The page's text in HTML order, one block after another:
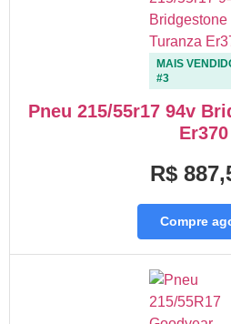
MAIS
#3
Pneu 215/55r17 94v
Er370
R$
Compre